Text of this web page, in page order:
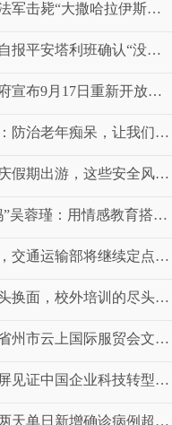
马克龙：法军击毙“大撒哈拉伊斯兰国”组织头目
巴拉达尔自报平安塔利班确认“没内讧”
突尼斯政府宣布9月17日重新开放与利比亚的陆地边界
人民来论：防治老年痴呆，让我们陪您变老
中秋、国庆假期出游，这些安全风险须警惕
“云朵妈妈”吴蓉瑾：用情感教育搭起与学生心灵交流桥梁
这五个县，交通运输部将继续定点帮扶对口支援
辅导班改头换面，校外培训的尽头是“一对一”？
中巴部分省州市云上国际服贸会文化贸易论坛举行
小小四方屏见证中国企业科技转型脚步
美国连续两天单日新增确诊病例超20万